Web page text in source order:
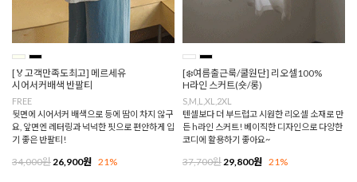
[🏅고객만족도최고] 메르세유
시어서커배색 반팔티
FREE
뒷면에 시어서커 배색으로 등에 땀이 차지 않구
요, 앞면엔 레터링과 넉넉한 핏으로 편안하게 입
기 좋은 반팔티!
34,000원26,900원 21%
[❄️여름출근룩/쿨원단] 리오셀100%
H라인 스커트(숏/롱)
S,M,L,XL,2XL
텐셀보다 더 부드럽고 시원한 리오셀 소재로 만
든 h라인 스커트! 베이직한 디자인으로 다양한
코디에 활용하기 좋아요~
37,700원29,800원 21%